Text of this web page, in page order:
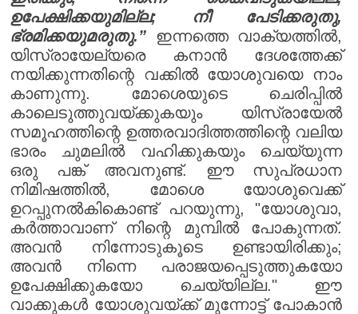
ഉപേക്ഷിക്കയുമില്ല; നീ പേടിക്കരുതു,
ഭ്രമിക്കയുമരുതു.” ഇന്നത്തെ വാക്യത്തിൽ,
യിസ്രായേല്യരെ കനാൻ ദേശത്തേക്ക്
നയിക്കുന്നതിന്റെ വക്കിൽ യോശുവയെ നാം
കാണുന്നു. മോശെയുടെ ചെരിപ്പിൽ
കാലെടുത്തുവയ്ക്കുകയും യിസ്രായേൽ
സമൂഹത്തിന്റെ ഉത്തരവാദിത്തത്തിന്റെ വലിയ
ഭാരം ചുമലിൽ വഹിക്കുകയും ചെയ്യുന്ന
ഒരു പങ്ക് അവനുണ്ട്. ഈ സുപ്രധാന
നിമിഷത്തിൽ, മോശെ യോശുവെക്ക്
ഉറപ്പുനൽകികൊണ്ട് പറയുന്നു, "യോശുവാ,
കർത്താവാണ് നിന്റെ മുമ്പിൽ പോകുന്നത്.
അവൻ നിന്നോടുകൂടെ ഉണ്ടായിരിക്കും;
അവൻ നിന്നെ പരാജയപ്പെടുത്തുകയോ
ഉപേക്ഷിക്കുകയോ ചെയ്യില്ല." ഈ
വാക്കുകൾ യോശുവയ്ക്ക് മുന്നോട്ട് പോകാൻ